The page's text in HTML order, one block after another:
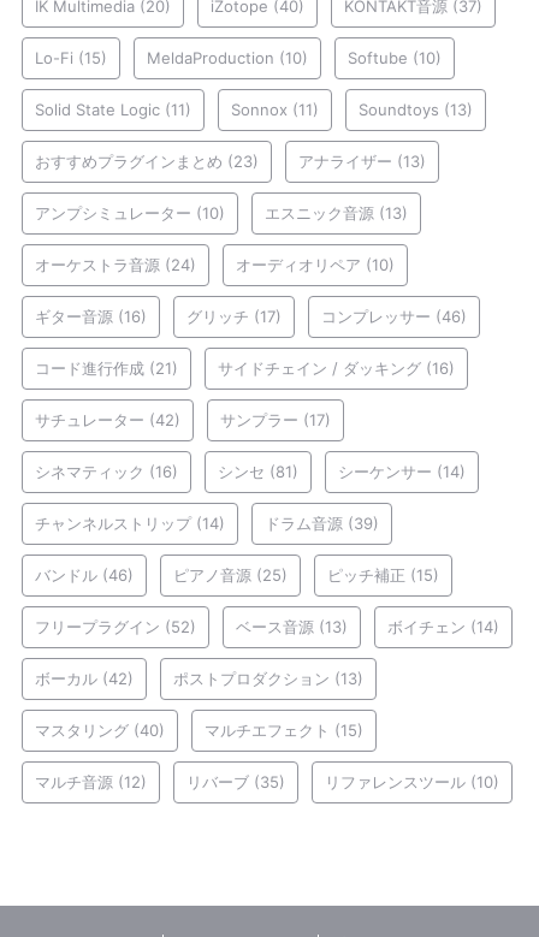
IK Multimedia (20) iZotope (40) KONTAKT音源 (37)
Lo-Fi (15) MeldaProduction (10) Softube (10)
Solid State Logic (11) Sonnox (11) Soundtoys (13)
おすすめプラグインまとめ (23) アナライザー (13)
アンプシミュレーター (10) エスニック音源 (13)
オーケストラ音源 (24) オーディオリペア (10)
ギター音源 (16) グリッチ (17) コンプレッサー (46)
コード進行作成 (21) サイドチェイン / ダッキング (16)
サチュレーター (42) サンプラー (17)
シネマティック (16) シンセ (81) シーケンサー (14)
チャンネルストリップ(14) ドラム音源 (39)
バンドル (46) ピアノ音源 (25) ピッチ補正 (15)
フリープラグイン (52) ベース音源 (13) ボイチェン (14)
ボーカル (42) ポストプロダクション (13)
マスタリング (40) マルチエフェクト (15)
マルチ音源 (12) リバーブ (35) リファレンスツール (10)